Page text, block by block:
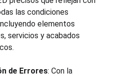
las condiciones
elementos
servicios y acabados
de Errores: Con la